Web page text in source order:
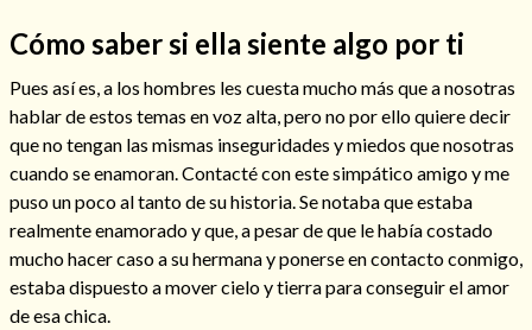
Cómo saber si ella siente algo por ti
Pues así es, a los hombres les cuesta mucho más que a nosotras
hablar de estos temas en voz alta, pero no por ello quiere decir
que no tengan las mismas inseguridades y miedos que nosotras
cuando se enamoran. Contacté con este simpático amigo y me
puso un poco al tanto de su historia. Se notaba que estaba
realmente enamorado y que, a pesar de que le había costado
mucho hacer caso a su hermana y ponerse en contacto conmigo,
estaba dispuesto a mover cielo y tierra para conseguir el amor
de esa chica.